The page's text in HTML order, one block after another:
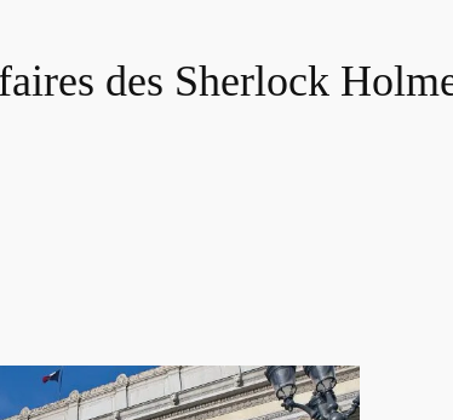
des Sherlock